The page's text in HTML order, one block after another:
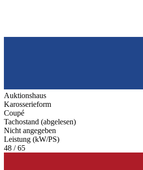
Auktionshaus
Karosserieform
Coupé
Tachostand (abgelesen)
Nicht angegeben
Leistung (kW/PS)
48 / 65